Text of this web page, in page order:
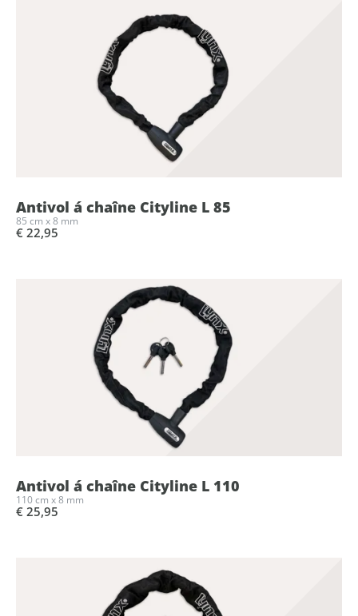
Antivol á chaîne Cityline L 85
85 cm x 8 mm
€ 22,95
Antivol á chaîne Cityline L 110
110 cm x 8 mm
€ 25,95